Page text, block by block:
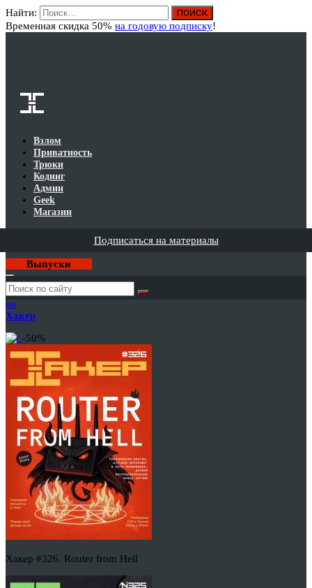
Найти:
Временная скидка 50% на годовую подписку!
Взлом
Приватность
Трюки
Кодинг
Админ
Geek
Магазин
Подписаться на материалы
Выпуски
Годовая
подписка
на
Хакер
-50%
Хакер #326. Router from Hell